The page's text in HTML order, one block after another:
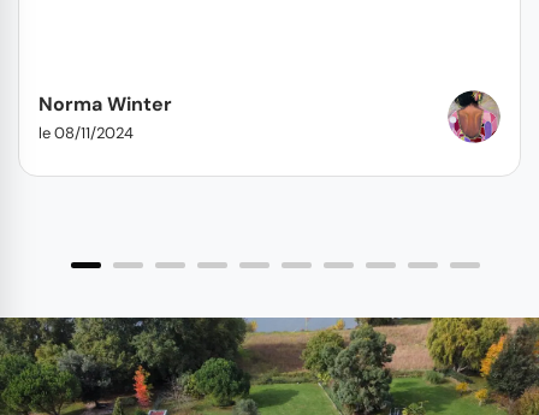
Norma Winter
le 08/11/2024